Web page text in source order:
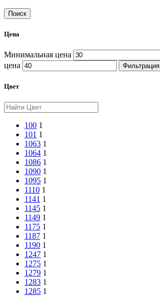
Поиск
Цена
Минимальная цена
цена
Фильтрация
Цвет
100 1
101 1
1063 1
1064 1
1086 1
1090 1
1095 1
1110 1
1141 1
1145 1
1149 1
1175 1
1187 1
1190 1
1247 1
1275 1
1279 1
1283 1
1285 1